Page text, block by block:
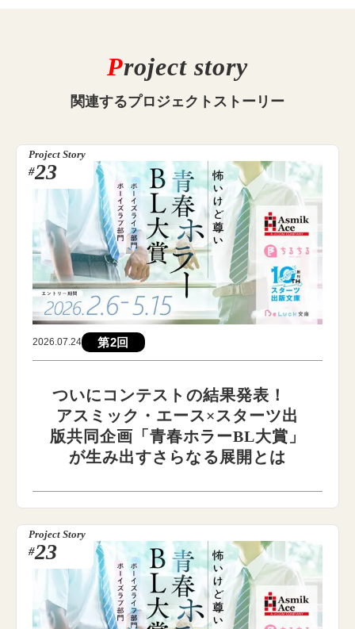
Project story
関連するプロジェクトストーリー
Project Story
#23
2026.07.24 第2回
ついにコンテストの結果発表！
アスミック・エース×スターツ出
版共同企画「青春ホラーBL大賞」
が生み出すさらなる展開とは
Project Story
#23